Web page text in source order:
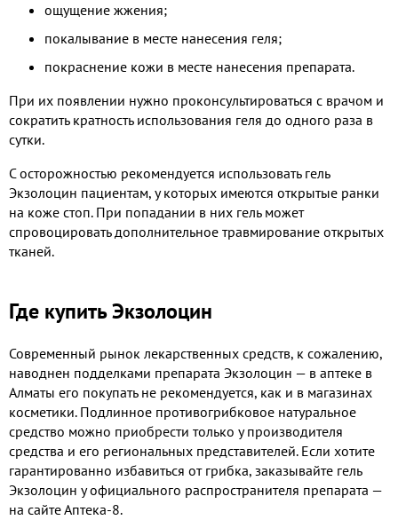
ощущение жжения;
покалывание в месте нанесения геля;
покраснение кожи в месте нанесения препарата.
При их появлении нужно проконсультироваться с врачом и
сократить кратность использования геля до одного раза в
сутки.
С осторожностью рекомендуется использовать гель
Экзолоцин пациентам, у которых имеются открытые ранки
на коже стоп. При попадании в них гель может
спровоцировать дополнительное травмирование открытых
тканей.
Где купить Экзолоцин
Современный рынок лекарственных средств, к сожалению,
наводнен подделками препарата Экзолоцин — в аптеке в
Алматы его покупать не рекомендуется, как и в магазинах
косметики. Подлинное противогрибковое натуральное
средство можно приобрести только у производителя
средства и его региональных представителей. Если хотите
гарантированно избавиться от грибка, заказывайте гель
Экзолоцин у официального распространителя препарата —
на сайте Аптека-8.